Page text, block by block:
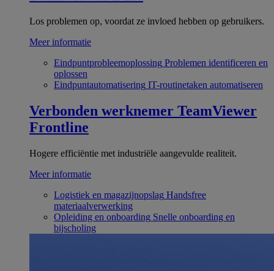
Los problemen op, voordat ze invloed hebben op gebruikers.
Meer informatie
Eindpuntprobleemoplossing Problemen identificeren en
oplossen
Eindpuntautomatisering IT-routinetaken automatiseren
Verbonden werknemer TeamViewer
Frontline
Hogere efficiëntie met industriële aangevulde realiteit.
Meer informatie
Logistiek en magazijnopslag Handsfree
materiaalverwerking
Opleiding en onboarding Snelle onboarding en
bijscholing